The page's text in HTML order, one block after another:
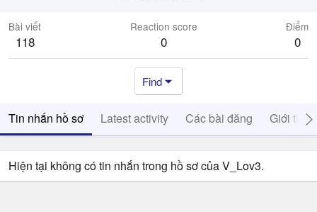
Bài viết
118
Reaction score
0
Điểm
0
Find
Tin nhắn hồ sơ Latest activity Các bài đăng Giới thiệu
Hiện tại không có tin nhắn trong hồ sơ của V_Lov3.